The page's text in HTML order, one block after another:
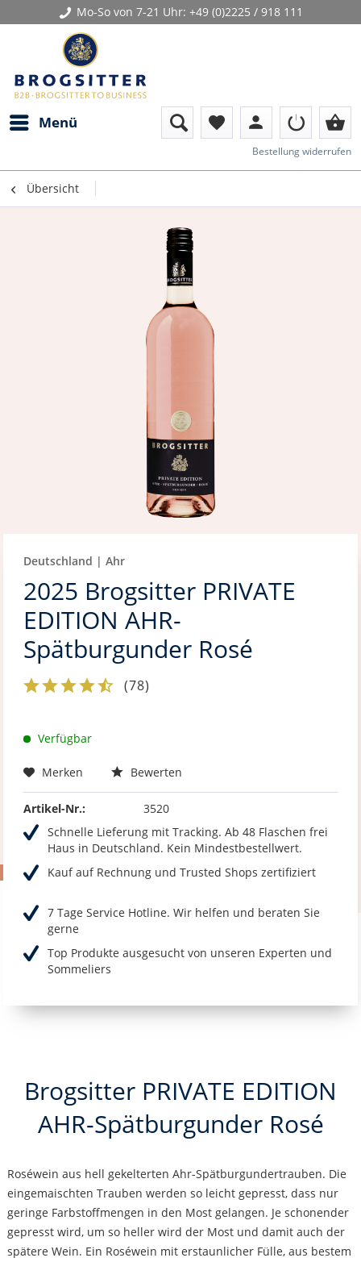
Mo-So von 7-21 Uhr: +49 (0)2225 / 918 111
Menü favorite person shopping_basket
Bestellung widerrufen
Übersicht
Deutschland | Ahr
2025 Brogsitter PRIVATE
EDITION AHR-
Spätburgunder Rosé
(78)
Verfügbar
Merken Bewerten
Artikel-Nr.:
3520
Schnelle Lieferung mit Tracking. Ab 48 Flaschen frei
Haus in Deutschland. Kein Mindestbestellwert.
Kauf auf Rechnung und Trusted Shops zertifiziert
7 Tage Service Hotline. Wir helfen und beraten Sie
gerne
Top Produkte ausgesucht von unseren Experten und
Sommeliers
Brogsitter PRIVATE EDITION
AHR-Spätburgunder Rosé
Roséwein aus hell gekelterten Ahr-Spätburgundertrauben. Die
eingemaischten Trauben werden so leicht gepresst, dass nur
geringe Farbstoffmengen in den Most gelangen. Je schonender
gepresst wird, um so heller wird der Most und damit auch der
spätere Wein. Ein Roséwein mit erstaunlicher Fülle, aus bestem